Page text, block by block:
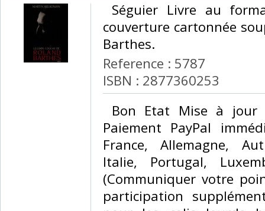
Séguier Livre au
couverture cartonnée
Barthes.‎
Reference : 5787
ISBN : 2877360253
Bon Etat Mise à jour
Paiement PayPal
France, Allemagne,
Italie, Portugal,
(Communiquer votre
participation